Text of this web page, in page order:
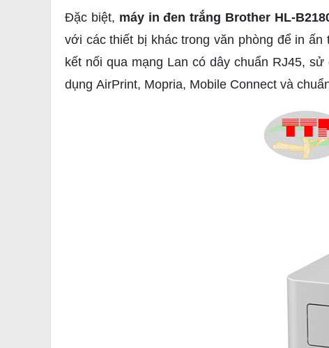
Đặc biệt, máy in đen trắng Brother HL-
với các thiết bị khác trong văn phòng để in
kết nối qua mạng Lan có dây chuẩn RJ45,
dụng AirPrint, Mopria, Mobile Connect và